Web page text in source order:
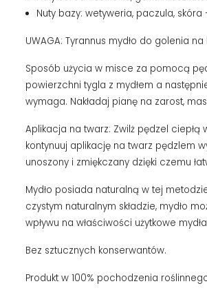
Nuty bazy: wetyweria, paczula,
UWAGA: Tyrannus mydło ​​do golenia
Sposób użycia w misce za pomocą
powierzchni tygla z mydłem a
wymaga. Nakładaj pianę ​​na zarost,
Aplikacja na twarz: Zwilż pędzel
kontynuuj aplikację na twarz pędzlem
unoszony i zmiękczany dzięki czemu
Mydło posiada naturalną w tej
czystym naturalnym składzie, mydło
wpływu na właściwości użytkowe
Bez sztucznych konserwantów.
Produkt w 100% pochodzenia